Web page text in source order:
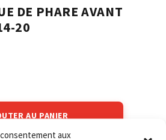
aux
DE PHARE AVANT
20
AU PANIER